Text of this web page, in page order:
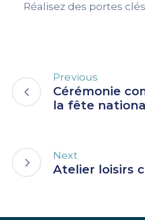
Réalisez des portes
Previous
Cérémonie
la fête
Next
Atelier loisirs